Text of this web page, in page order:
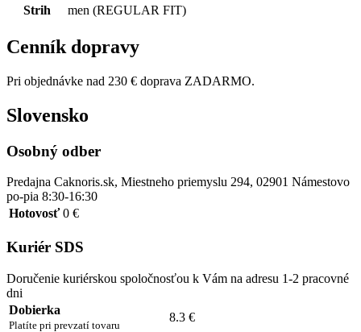
Strih
men (REGULAR FIT)
Cenník dopravy
Pri objednávke nad 230 € doprava ZADARMO.
Slovensko
Osobný odber
Predajna Caknoris.sk, Miestneho priemyslu 294, 02901 Námestovo
po-pia 8:30-16:30
Hotovosť 0 €
Kuriér SDS
Doručenie kuriérskou spoločnosťou k Vám na adresu 1-2 pracovné
dni
Dobierka
Platíte pri prevzatí tovaru
8.3 €